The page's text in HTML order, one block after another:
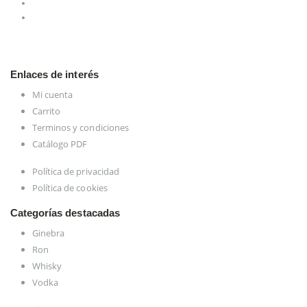
Enlaces de interés
Mi cuenta
Carrito
Terminos y condiciones
Catálogo PDF
Política de privacidad
Política de cookies
Categorías destacadas
Ginebra
Ron
Whisky
Vodka